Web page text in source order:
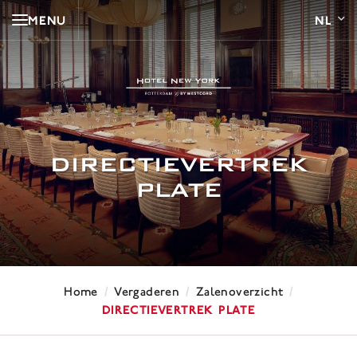
MENU
DIRECTIEVERTREK
PLATE
Home / Vergaderen / Zalenoverzicht /
Directievertrek Plate